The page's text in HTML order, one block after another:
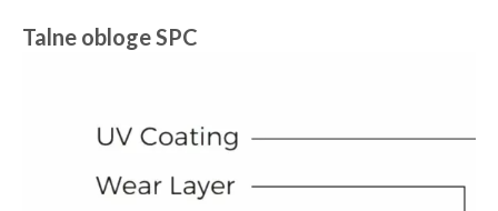
Talne obloge SPC